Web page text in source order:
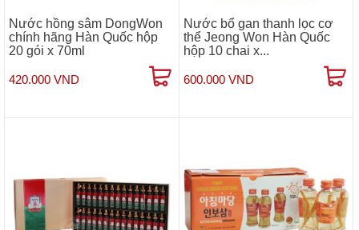
Nước hồng sâm DongWon
chính hãng Hàn Quốc hộp
20 gói x 70ml
420.000 VND
Nước bổ gan thanh lọc cơ
thể Jeong Won Hàn Quốc
hộp 10 chai x...
600.000 VND